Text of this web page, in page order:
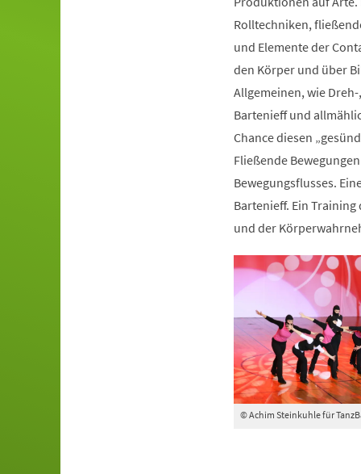
Rolltechniken,
und Elemente der
den Körper und über
Allgemeinen, wie
Bartenieff und
Chance diesen
Fließende
Bewegungsflusses.
Bartenieff. Ein
und der
© Achim Steinkuhle für